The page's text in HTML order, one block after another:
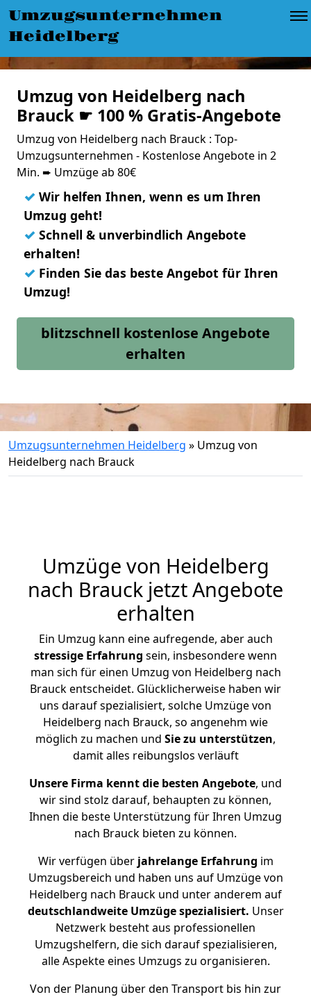
Umzugsunternehmen
Heidelberg
Umzug von Heidelberg nach
Brauck ☛ 100 % Gratis-Angebote
Umzug von Heidelberg nach Brauck : Top-
Umzugsunternehmen - Kostenlose Angebote in 2
Min. ➨ Umzüge ab 80€
✓ Wir helfen Ihnen, wenn es um Ihren
Umzug geht!
✓ Schnell & unverbindlich Angebote
erhalten!
✓ Finden Sie das beste Angebot für Ihren
Umzug!
blitzschnell kostenlose Angebote
erhalten
Umzugsunternehmen Heidelberg » Umzug von
Heidelberg nach Brauck
Umzüge von Heidelberg
nach Brauck jetzt Angebote
erhalten
Ein Umzug kann eine aufregende, aber auch
stressige Erfahrung sein, insbesondere wenn
man sich für einen Umzug von Heidelberg nach
Brauck entscheidet. Glücklicherweise haben wir
uns darauf spezialisiert, solche Umzüge von
Heidelberg nach Brauck, so angenehm wie
möglich zu machen und Sie zu unterstützen,
damit alles reibungslos verläuft
Unsere Firma kennt die besten Angebote, und
wir sind stolz darauf, behaupten zu können,
Ihnen die beste Unterstützung für Ihren Umzug
nach Brauck bieten zu können.
Wir verfügen überjahrelange Erfahrung im
Umzugsbereich und haben uns auf Umzüge von
Heidelberg nach Brauck und unter anderem auf
deutschlandweite Umzüge spezialisiert. Unser
Netzwerk besteht aus professionellen
Umzugshelfern, die sich darauf spezialisieren,
alle Aspekte eines Umzugs zu organisieren.
Von der Planung über den Transport bis hin zur